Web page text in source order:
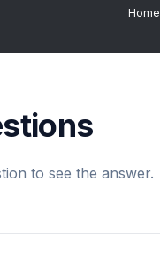
Home
to see the answer.